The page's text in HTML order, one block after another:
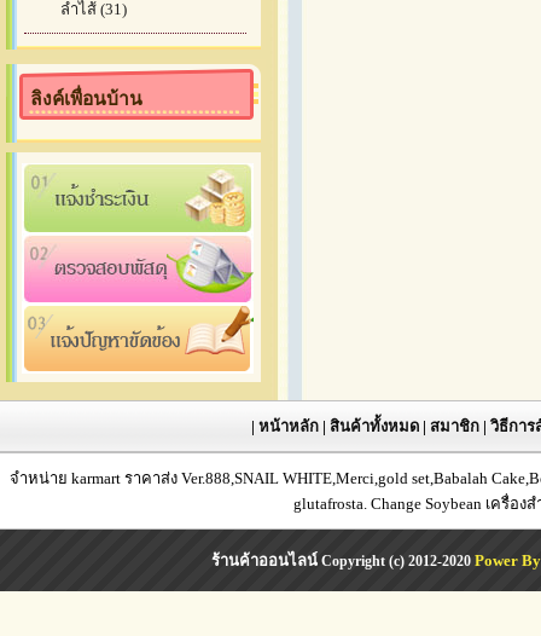
ลำไส้ (31)
ลิงค์เพื่อนบ้าน
|หน้าหลัก |สินค้าทั้งหมด |สมาชิก |วิธีกา
จำหน่าย karmart ราคาส่ง Ver.888,SNAIL WHITE,Merci,gold set,Babalah
glutafrosta. Change Soybean เครื่
ร้านค้าออนไลน์ Copyright (c) 2012-2020 Power